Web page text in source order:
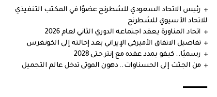
رئيس الاتحاد السعودي للشطرنج عضوًا في المكتب التنفيذي
للاتحاد الآسيوي للشطرنج
اتحاد المناورة يعقد اجتماعه الدوري الثاني لعام 2026
تفاصيل الاتفاق الأميركي الإيراني بعد إحالته إلى الكونغرس
رسميًا.. كيفو يمدد عقده مع إنتر حتى 2028
من الجثث إلى الحسناوات.. دهون الموتى تدخل عالم التجميل